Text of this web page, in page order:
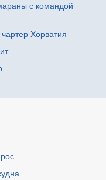
с командой
Хорватия